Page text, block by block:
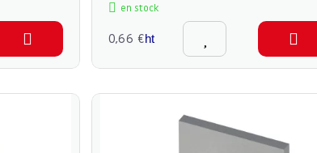
en stock
0,66 €ht